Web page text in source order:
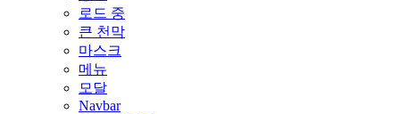
로드 중
큰 천막
마스크
메뉴
모달
Navbar